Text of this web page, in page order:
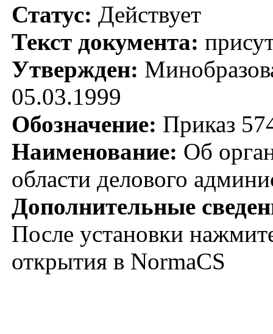
Статус: Действует
Текст документа:
Утвержден:
05.03.1999
Обозначение: Приказ
Наименование: Об
области делового
Дополнительные
После установки
открытия в NormaCS